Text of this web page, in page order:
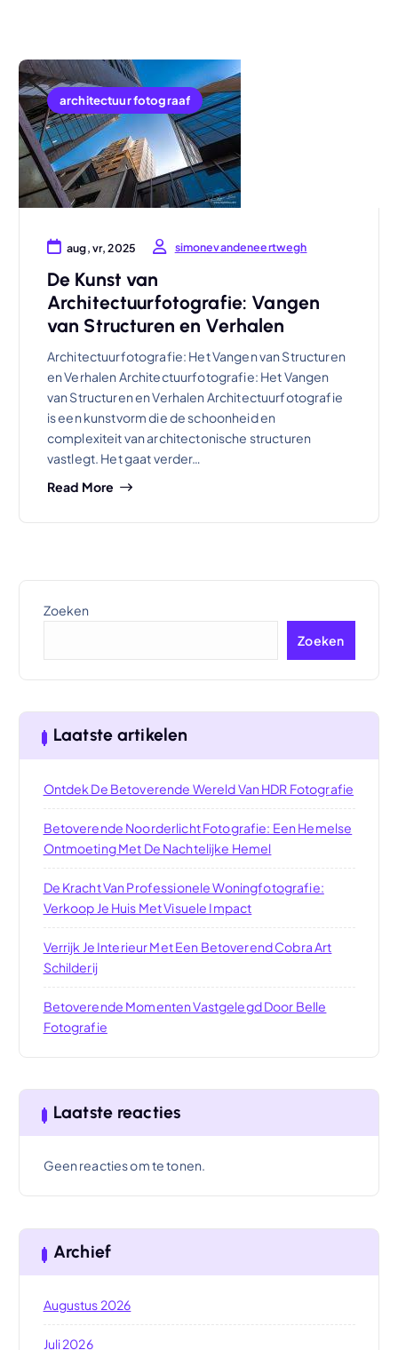
architectuur fotograaf
aug, vr, 2025 simonevandeneertwegh
De Kunst van
Architectuurfotografie: Vangen
van Structuren en Verhalen
Architectuurfotografie: Het Vangen van Structuren
en Verhalen Architectuurfotografie: Het Vangen
van Structuren en Verhalen Architectuurfotografie
is een kunstvorm die de schoonheid en
complexiteit van architectonische structuren
vastlegt. Het gaat verder…
Read More
Zoeken
Zoeken
Laatste artikelen
Ontdek De Betoverende Wereld Van HDR Fotografie
Betoverende Noorderlicht Fotografie: Een Hemelse
Ontmoeting Met De Nachtelijke Hemel
De Kracht Van Professionele Woningfotografie:
Verkoop Je Huis Met Visuele Impact
Verrijk Je Interieur Met Een Betoverend Cobra Art
Schilderij
Betoverende Momenten Vastgelegd Door Belle
Fotografie
Laatste reacties
Geen reacties om te tonen.
Archief
Augustus 2026
Juli 2026